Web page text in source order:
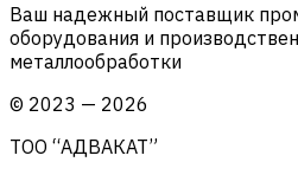
Ваш надежный поставщик
оборудования и
металлообработки
© 2023 — 2026
ТОО “АДВАКАТ”